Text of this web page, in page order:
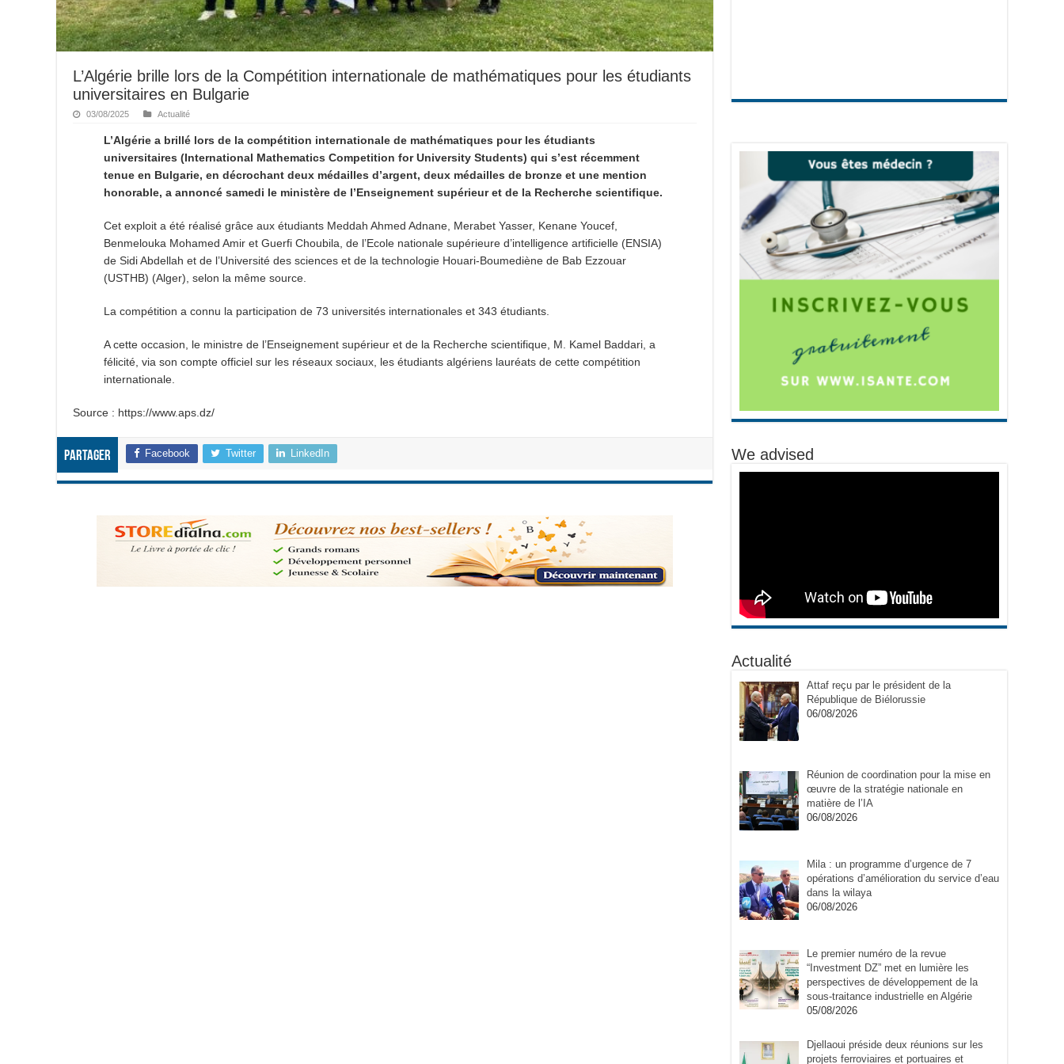
L’Algérie brille lors de la Compétition internationale de mathématiques pour les étudiants
universitaires en Bulgarie
03/08/2025 Actualité
L’Algérie a brillé lors de la compétition internationale de mathématiques pour les étudiants
universitaires (International Mathematics Competition for University Students) qui s’est récemment
tenue en Bulgarie, en décrochant deux médailles d’argent, deux médailles de bronze et une mention
honorable, a annoncé samedi le ministère de l’Enseignement supérieur et de la Recherche scientifique.
Cet exploit a été réalisé grâce aux étudiants Meddah Ahmed Adnane, Merabet Yasser, Kenane Youcef,
Benmelouka Mohamed Amir et Guerfi Choubila, de l’Ecole nationale supérieure d’intelligence artificielle (ENSIA)
de Sidi Abdellah et de l’Université des sciences et de la technologie Houari-Boumediène de Bab Ezzouar
(USTHB) (Alger), selon la même source.
La compétition a connu la participation de 73 universités internationales et 343 étudiants.
A cette occasion, le ministre de l’Enseignement supérieur et de la Recherche scientifique, M. Kamel Baddari, a
félicité, via son compte officiel sur les réseaux sociaux, les étudiants algériens lauréats de cette compétition
internationale.
Source : https://www.aps.dz/
Partager Facebook Twitter LinkedIn We advised
Actualité
Attaf reçu par le président de la
République de Biélorussie
06/08/2026
Réunion de coordination pour la mise en
œuvre de la stratégie nationale en
matière de l’IA
06/08/2026
Mila : un programme d’urgence de 7
opérations d’amélioration du service d’eau
dans la wilaya
06/08/2026
Le premier numéro de la revue
“Investment DZ” met en lumière les
perspectives de développement de la
sous-traitance industrielle en Algérie
05/08/2026
Djellaoui préside deux réunions sur les
projets ferroviaires et portuaires et